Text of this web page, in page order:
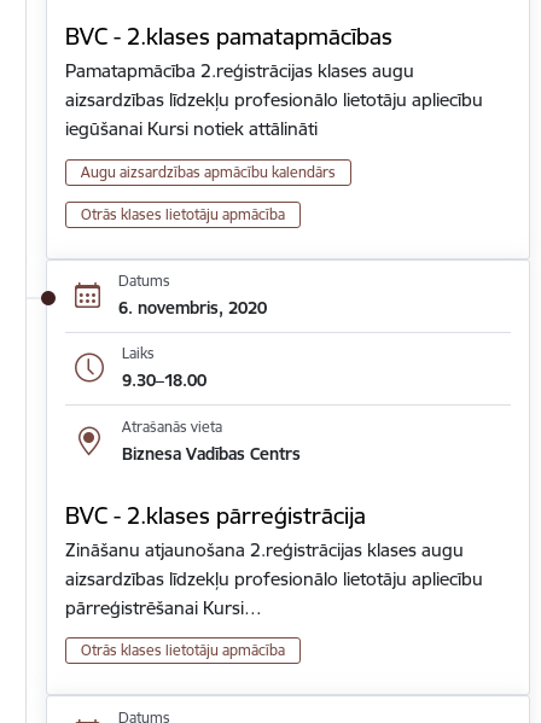
BVC - 2.klases pamatapmācības
Pamatapmācība 2.reģistrācijas klases augu
aizsardzības līdzekļu profesionālo lietotāju apliecību
iegūšanai Kursi notiek attālināti
Augu aizsardzības apmācību kalendārs
Otrās klases lietotāju apmācība
Datums
6. novembris, 2020
Laiks
9.30–18.00
Atrašanās vieta
Biznesa Vadības Centrs
BVC - 2.klases pārreģistrācija
Zināšanu atjaunošana 2.reģistrācijas klases augu
aizsardzības līdzekļu profesionālo lietotāju apliecību
pārreģistrēšanai Kursi…
Otrās klases lietotāju apmācība
Datums